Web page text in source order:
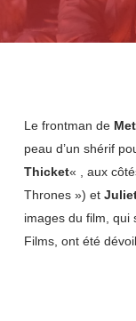
Le frontman de
peau d’un shérif
Thicket« , aux
Thrones ») et
images du film, qui
Films, ont été